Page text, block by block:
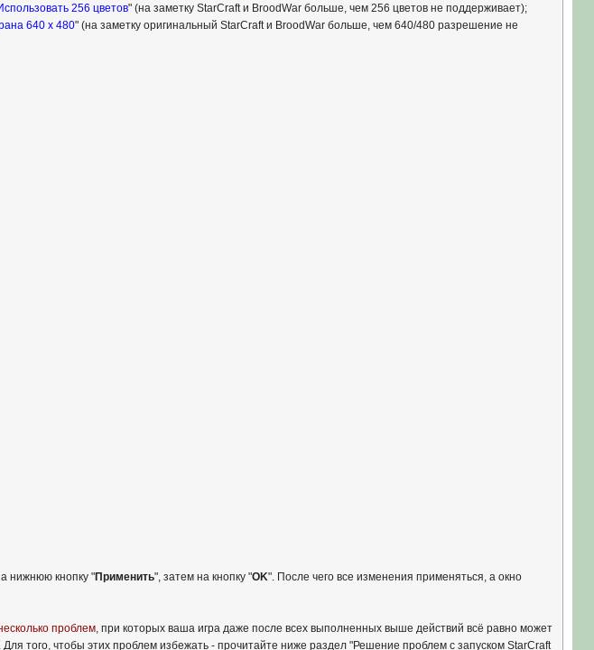
256 цветов" (на заметку StarCraft и BroodWar больше, чем 256 цветов не поддерживает);
640 x 480" (на заметку оригинальный StarCraft и BroodWar больше, чем 640/480 разрешение не
нижнюю кнопку "Применить", затем на кнопку "OK". После чего все изменения применяться, а окно
проблем, при которых ваша игра даже после всех выполненных выше действий всё равно может
того, чтобы этих проблем избежать - прочитайте ниже раздел "Решение проблем с запуском StarCraft